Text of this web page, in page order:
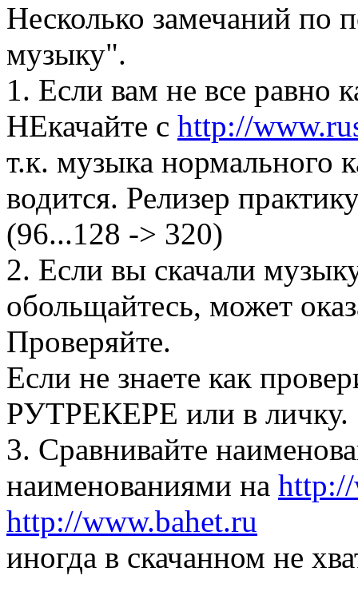
Несколько замечаний по
музыку".
1. Если вам не все равно
НЕкачайте с http://
т.к. музыка нормального
водится. Релизер
(96...128 -> 320)
2. Если вы скачали
обольщайтесь, может
Проверяйте.
Если не знаете как
РУТРЕКЕРЕ или в личку.
3. Сравнивайте
наименованиями на
http://www.bahet.ru
иногда в скачанном не